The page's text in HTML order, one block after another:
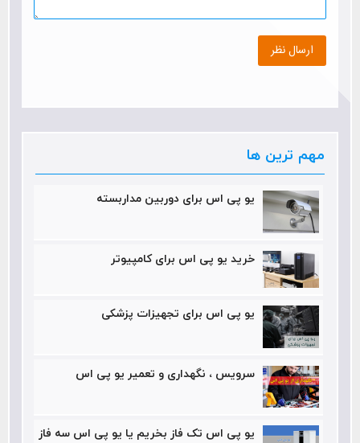
مهم ترین ها
یو پی اس برای دوربین مداربسته
خرید یو پی اس برای کامپیوتر
یو پی اس برای تجهیزات پزشکی
سرویس ، نگهداری و تعمیر یو پی اس
یو پی اس تک فاز بخریم یا یو پی اس سه فاز